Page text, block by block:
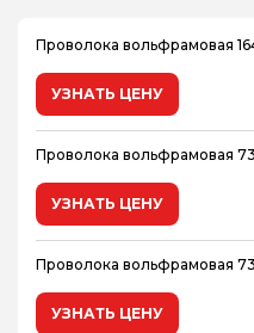
Проволока вольфрамовая
УЗНАТЬ ЦЕНУ
Проволока вольфрамовая
УЗНАТЬ ЦЕНУ
Проволока вольфрамовая 73
УЗНАТЬ ЦЕНУ